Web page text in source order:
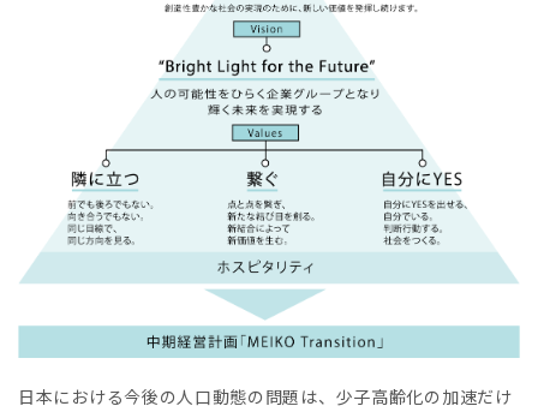
日本における今後の人口動態の問題は、少子高齢化の加速だけ